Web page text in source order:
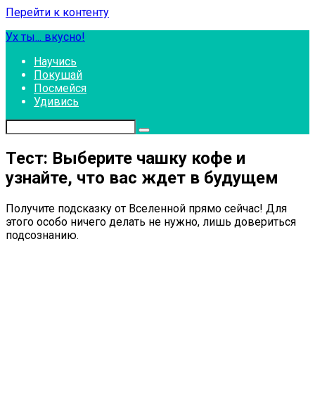
Перейти к контенту
Ух ты... вкусно!
Научись
Покушай
Посмейся
Удивись
Тест: Выберите чашку кофе и
узнайте, что вас ждет в будущем
Получите подсказку от Вселенной прямо сейчас! Для
этого особо ничего делать не нужно, лишь довериться
подсознанию.